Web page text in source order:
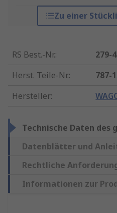
Zu einer
RS Best.-Nr.:
279-
Herst. Teile-Nr.:
787-
Hersteller:
Technische Daten des
Datenblätter und
Rechtliche
Informationen zur